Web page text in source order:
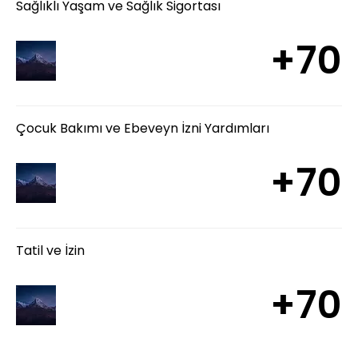
Sağlıklı Yaşam ve Sağlık Sigortası
+70
Çocuk Bakımı ve Ebeveyn İzni Yardımları
+70
Tatil ve İzin
+70